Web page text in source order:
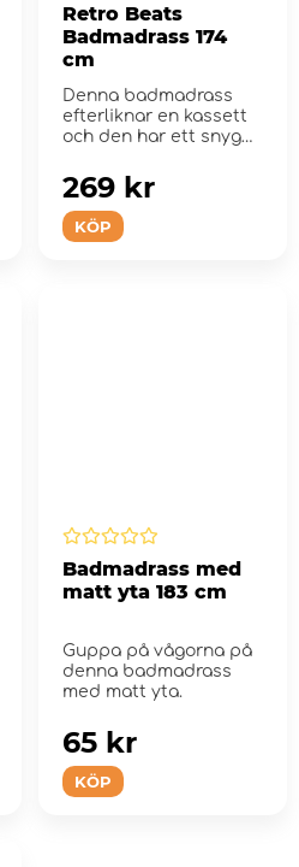
Retro Beats
Badmadrass 174
cm
Denna badmadrass
efterliknar en kassett
och den har ett snyggt
KÖP
269 kr
Badmadrass med
matt yta 183 cm
Guppa på vågorna på
denna badmadrass
med matt yta.
KÖP
65 kr